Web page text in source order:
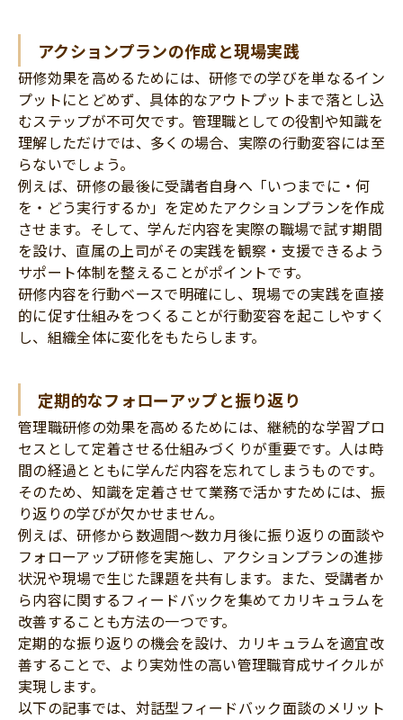
アクションプランの作成と現場実践
研修効果を高めるためには、研修での学びを単なるイン
プットにとどめず、具体的なアウトプットまで落とし込
むステップが不可欠です。管理職としての役割や知識を
理解しただけでは、多くの場合、実際の行動変容には至
らないでしょう。
例えば、研修の最後に受講者自身へ「いつまでに・何
を・どう実行するか」を定めたアクションプランを作成
させます。そして、学んだ内容を実際の職場で試す期間
を設け、直属の上司がその実践を観察・支援できるよう
サポート体制を整えることがポイントです。
研修内容を行動ベースで明確にし、現場での実践を直接
的に促す仕組みをつくることが行動変容を起こしやすく
し、組織全体に変化をもたらします。
定期的なフォローアップと振り返り
管理職研修の効果を高めるためには、継続的な学習プロ
セスとして定着させる仕組みづくりが重要です。人は時
間の経過とともに学んだ内容を忘れてしまうものです。
そのため、知識を定着させて業務で活かすためには、振
り返りの学びが欠かせません。
例えば、研修から数週間〜数カ月後に振り返りの面談や
フォローアップ研修を実施し、アクションプランの進捗
状況や現場で生じた課題を共有します。また、受講者か
ら内容に関するフィードバックを集めてカリキュラムを
改善することも方法の一つです。
定期的な振り返りの機会を設け、カリキュラムを適宜改
善することで、より実効性の高い管理職育成サイクルが
実現します。
以下の記事では、対話型フィードバック面談のメリット